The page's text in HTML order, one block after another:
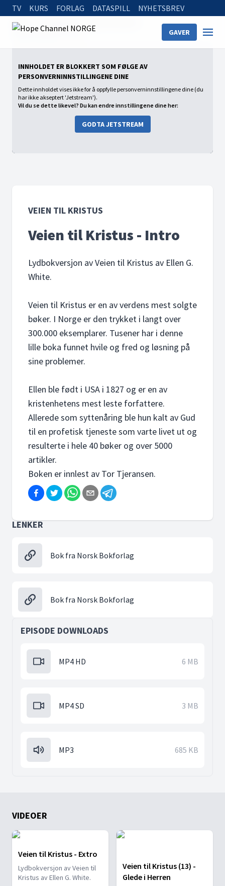
TV KURS FORLAG DATASPILL NYHETSBREV
GAVER
Home
Veien til Kristus - Intro
INNHOLDET ER BLOKKERT SOM FØLGE AV
PERSONVERNINNSTILLINGENE DINE
Dette innholdet vises ikke for å oppfylle personverninnstillingene dine (du
har ikke akseptert 'Jetstream').
Vil du se dette likevel? Du kan endre innstillingene dine her:
GODTA JETSTREAM
VEIEN TIL KRISTUS
Veien til Kristus - Intro
Lydbokversjon av Veien til Kristus av Ellen G.
White.
Veien til Kristus er en av verdens mest solgte
bøker. I Norge er den trykket i langt over
300.000 eksemplarer. Tusener har i denne
lille boka funnet hvile og fred og løsning på
sine problemer.
Ellen ble født i USA i 1827 og er en av
kristenhetens mest leste forfattere.
Allerede som syttenåring ble hun kalt av Gud
til en profetisk tjeneste som varte livet ut og
resulterte i hele 40 bøker og over 5000
artikler.
Boken er innlest av Tor Tjeransen.
LENKER
Bok fra Norsk Bokforlag
Bok fra Norsk Bokforlag
EPISODE DOWNLOADS
MP4 HD 6 MB
MP4 SD 3 MB
MP3 685 KB
VIDEOER
Veien til Kristus - Extro
Lydbokversjon av Veien til
Kristus av Ellen G. White.
Veien til Kristus (13) -
Glede i Herren